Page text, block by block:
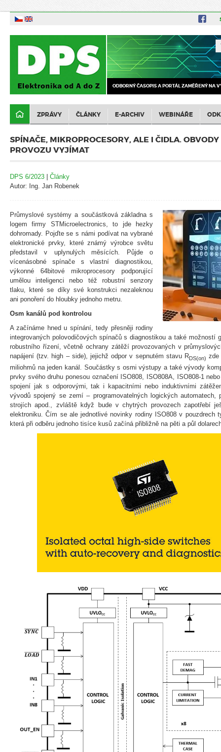
ODBORNÝ ČASOPIS A PORTÁL ZAMĚŘENÝ NA
ZPRÁVY ČLÁNKY E-ARCHIV WEBINÁŘE
SPÍNAČE, MIKROPROCESORY, ALE I ČIDLA.
PROVOZU VYJÍMAT
DPS 6/2023 | Články
Autor: Ing. Jan Robenek
Průmyslové systémy a součástková základna s
logem firmy STMicroelectronics, to jde hezky
dohromady. Pojďte se s námi podívat na vybrané
elektronické prvky, které známý výrobce světu
představil v uplynulých měsících. Půjde o
vícenásobné spínače s vlastní diagnostikou,
výkonné 64bitové mikroprocesory podporující
umělou inteligenci nebo též robustní senzory
tlaku, které se díky své konstrukci nezaleknou
ani ponoření do hloubky jednoho metru.
Osm kanálů pod kontrolou
A začínáme hned u spínání, tedy přesněji rodiny
integrovaných polovodičových spínačů s diagnostikou a také možností
robustního řízení, včetně ochrany zátěží provozovaných v
napájení (tzv. high – side), jejichž odpor v sepnutém stavu RDS(on) zde
miliohmů na jeden kanál. Součástky s osmi výstupy a také vývody
prvky svého druhu ponesou označení ISO808, ISO808A, ISO808-1
spojení jak s odporovými, tak i kapacitními nebo induktivními
vývodů spojený se zemí – programovatelných logických automatech,
strojích apod., zvláště když bude v chytrých provozech zapotřebí
elektroniku. Čím se ale jednotlivé novinky rodiny ISO808 v pouzdrech
která při odběru jednoho tisíce kusů začíná přibližně na pěti a půl